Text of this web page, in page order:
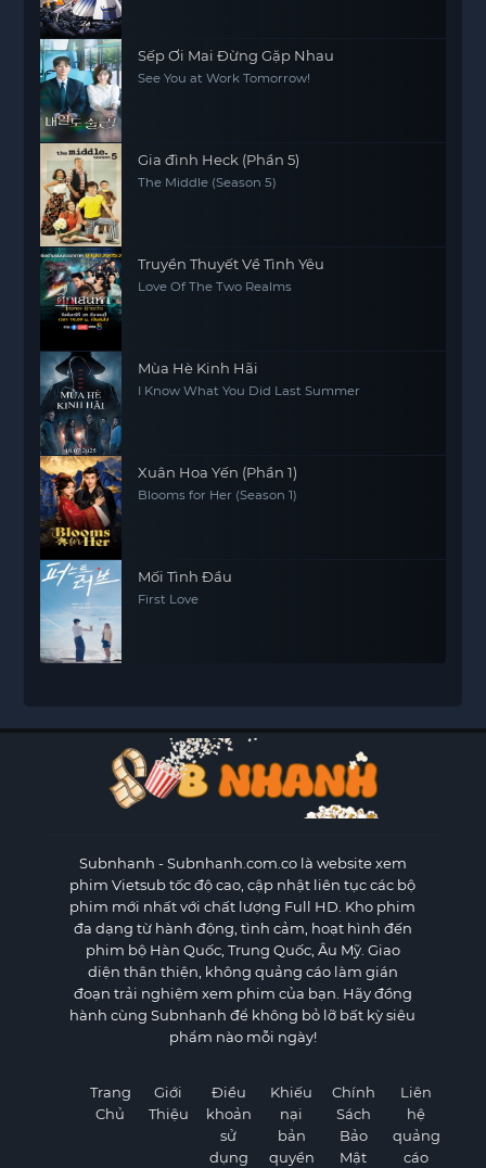
Sếp Ơi Mai Đừng Gặp Nhau
See You at Work Tomorrow!
Gia đình Heck (Phần 5)
The Middle (Season 5)
Truyền Thuyết Về Tình Yêu
Love Of The Two Realms
Mùa Hè Kinh Hãi
I Know What You Did Last Summer
Xuân Hoa Yến (Phần 1)
Blooms for Her (Season 1)
Mối Tình Đầu
First Love
Subnhanh - Subnhanh.com.co là website xem
phim Vietsub tốc độ cao, cập nhật liên tục các bộ
phim mới nhất với chất lượng Full HD. Kho phim
đa dạng từ hành động, tình cảm, hoạt hình đến
phim bộ Hàn Quốc, Trung Quốc, Âu Mỹ. Giao
diện thân thiện, không quảng cáo làm gián
đoạn trải nghiệm xem phim của bạn. Hãy đồng
hành cùng Subnhanh để không bỏ lỡ bất kỳ siêu
phẩm nào mỗi ngày!
Trang
Chủ
Giới
Thiệu
Điều
khoản
sử
dụng
Khiếu
nại
bản
quyền
Chính
Sách
Bảo
Mật
Liên
hệ
quảng
cáo